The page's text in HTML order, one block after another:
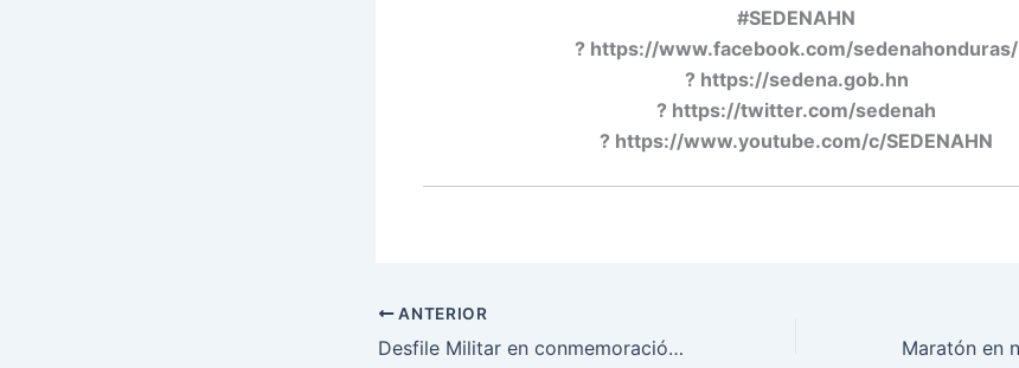
#SEDENAHN
? https://www.facebook.com/sedenahonduras/
? https://sedena.gob.hn
? https://twitter.com/sedenah
? https://www.youtube.com/c/SEDENAHN
ANTERIOR
Desfile Militar en conmemoración del “Día de las FFAA”